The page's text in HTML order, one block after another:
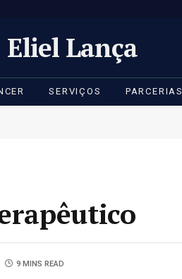
Eliel Lança
SERVIÇOS PARCERIAS
9 MINS READ